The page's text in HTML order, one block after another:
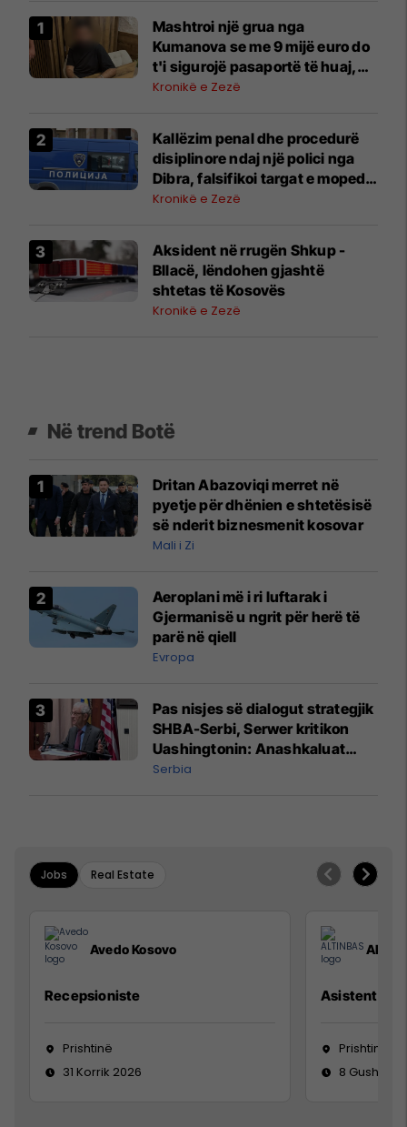
Mashtroi një grua nga
Kumanova se me 9 mijë euro do
t'i sigurojë pasaportë të huaj,
ndalohet 32-vjeçari
Kronikë e Zezë
Kallëzim penal dhe procedurë
disiplinore ndaj një polici nga
Dibra, falsifikoi targat e mopedit
dhe ia shiti një qytetari
Kronikë e Zezë
Aksident në rrugën Shkup -
Bllacë, lëndohen gjashtë
shtetas të Kosovës
Kronikë e Zezë
Në trend Botë
Dritan Abazoviqi merret në
pyetje për dhënien e shtetësisë
së nderit biznesmenit kosovar
Mali i Zi
Aeroplani më i ri luftarak i
Gjermanisë u ngrit për herë të
parë në qiell
Evropa
Pas nisjes së dialogut strategjik
SHBA-Serbi, Serwer kritikon
Uashingtonin: Anashkaluat
Banjskën, sulmin ndaj KFOR-it
Serbia
Jobs Real Estate
Avedo Kosovo
Recepsioniste
Prishtinë
31 Korrik 2026
Asistente e
Prishtinë
8 Gusht